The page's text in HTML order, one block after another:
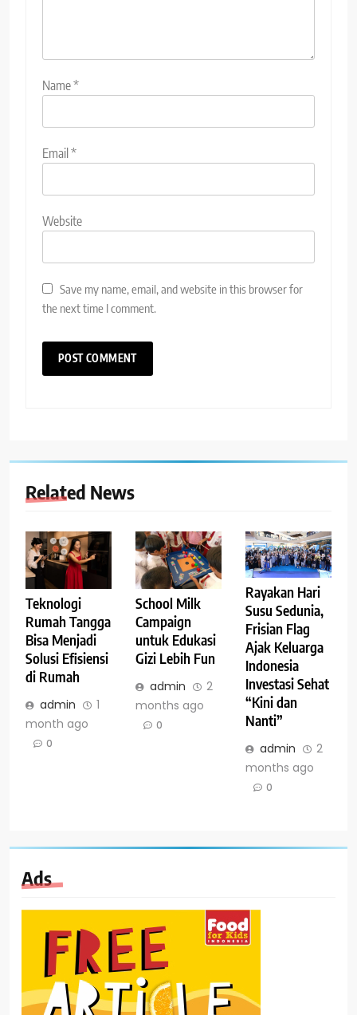
Name*
Email *
Website
Save my name, email, and website in this browser for
the next time I comment.
Related News
Teknologi
Rumah Tangga
Bisa Menjadi
Solusi Efisiensi
di Rumah
admin
1
month ago
0
School Milk
Campaign
untuk Edukasi
Gizi Lebih Fun
admin
2
months ago
0
Rayakan Hari
Susu Sedunia,
Frisian Flag
Ajak Keluarga
Indonesia
Investasi Sehat
“Kini dan
Nanti”
admin
2
months ago
0
Ads